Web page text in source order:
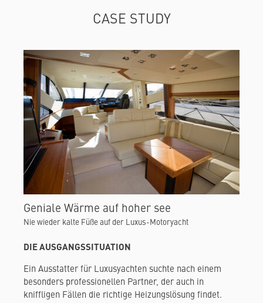
CASE STUDY
Geniale Wärme auf hoher see
Nie wieder kalte Füße auf der Luxus-Motoryacht
DIE AUSGANGSSITUATION
Ein Ausstatter für Luxusyachten suchte nach einem
besonders professionellen Partner, der auch in
kniffligen Fällen die richtige Heizungslösung findet.